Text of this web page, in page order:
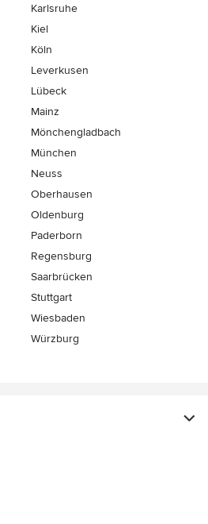
Karlsruhe
Kiel
Köln
Leverkusen
Lübeck
Mainz
Mönchen­gladbach
München
Neuss
Oberhausen
Oldenburg
Paderborn
Regensburg
Saarbrücken
Stuttgart
Wiesbaden
Würzburg